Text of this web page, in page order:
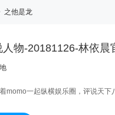
之他是龙
momo一起纵横娱乐圈，评说天下